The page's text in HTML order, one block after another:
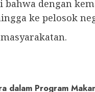
bahwa dengan
ke pelosok
dalam Program